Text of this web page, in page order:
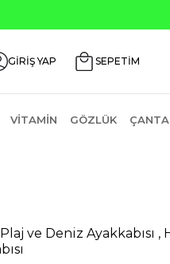
₺2000 Üzeri ₺200
GİRİŞ YAP SEPETİM
VITAMIN GÖZLÜK ÇANTA
ve Deniz Ayakkabısı ,